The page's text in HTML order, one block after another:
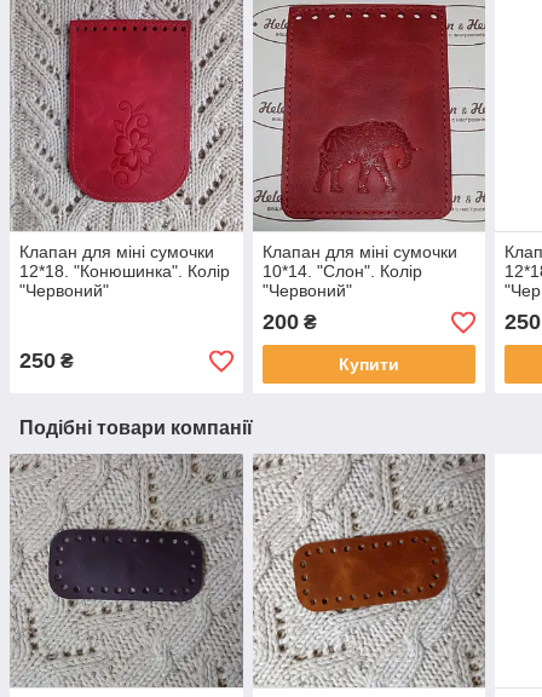
Клапан для міні сумочки
12*18. "Конюшинка". Колір
"Червоний"
250 ₴
Клапан для міні сумочки
10*14. "Слон". Колір
"Червоний"
200₴
Купити
250
Подібні товари компанії